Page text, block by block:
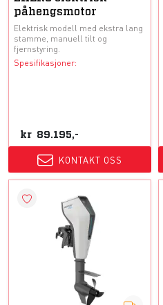
påhengsmotor
Elektrisk modell med ekstra lang
stamme, manuell tilt og
fjernstyring.
Spesifikasjoner:
kr 89.195,-
KONTAKT OSS